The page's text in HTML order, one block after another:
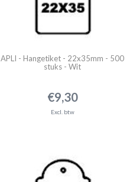
APLI - Hangetiket - 22x35mm - 500
stuks - Wit
€9,30
Excl. btw